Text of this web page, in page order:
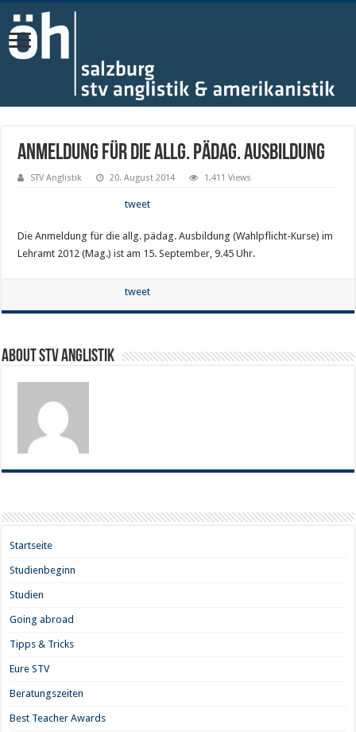
Anmeldung für die allg. pädag. Ausbildung
STV Anglistik 20. August 2014 1,411 Views
tweet
Die Anmeldung für die allg. pädag. Ausbildung (Wahlpflicht-Kurse) im
Lehramt 2012 (Mag.) ist am 15. September, 9.45 Uhr.
tweet
About STV Anglistik
Startseite
Studienbeginn
Studien
Going abroad
Tipps & Tricks
Eure STV
Beratungszeiten
Best Teacher Awards